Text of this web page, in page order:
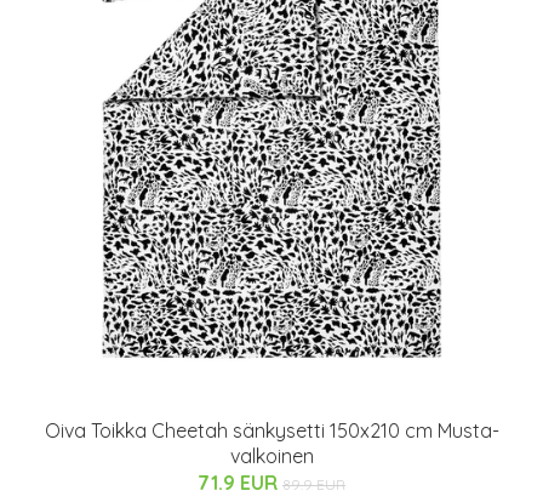
Oiva Toikka Cheetah sänkysetti 150x210 cm Musta-
valkoinen
71.9 EUR 89.9 EUR